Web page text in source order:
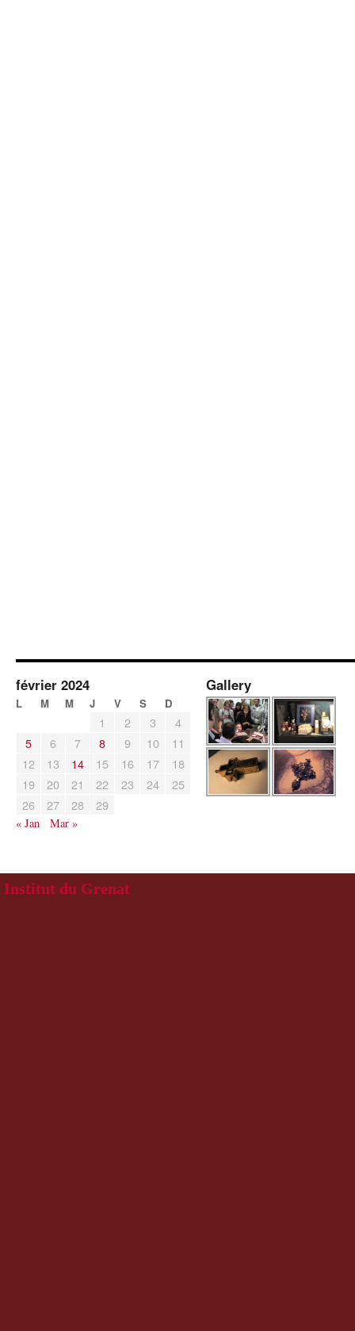
février 2024
L M M J V S D
1 2 3
4
5
6 7 8 9 10
11
12
13 14 15 16 17
18
19
20 21 22 23 24
25
26
27 28 29
« Jan Mar »
Gallery
Institut du Grenat